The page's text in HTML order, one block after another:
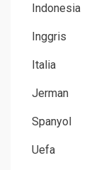
Indonesia
Inggris
Italia
Jerman
Spanyol
Uefa